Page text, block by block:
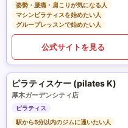
姿勢・腰痛・肩こりが気になる人
マシンピラティスを始めたい人
グループレッスンで始めたい人
公式サイトを見る
ピラティスケー (pilates K)
厚木ガーデンシティ店
ピラティス
駅から5分以内のジムに通いたい人